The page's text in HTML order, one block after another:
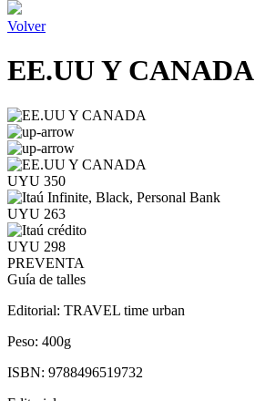
Volver
EE.UU Y CANADA
UYU 350
UYU 263
UYU 298
PREVENTA
Guía de talles
Editorial: TRAVEL time urban
Peso: 400g
ISBN: 9788496519732